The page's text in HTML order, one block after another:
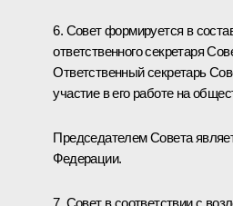
6. Совет формируется в
ответственного секретаря
Ответственный секретарь
участие в его работе на
Председателем Совета
Федерации.
7. Совет в соответствии с